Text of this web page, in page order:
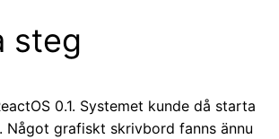
steg
0.1. Systemet kunde då starta
grafiskt skrivbord fanns ännu